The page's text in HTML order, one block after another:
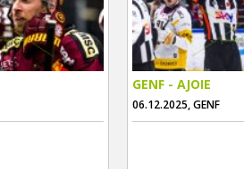
GENF - AJOIE
06.12.2025, GENF